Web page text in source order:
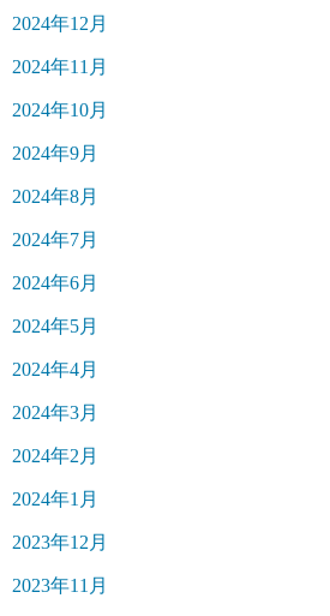
2024年12月
2024年11月
2024年10月
2024年9月
2024年8月
2024年7月
2024年6月
2024年5月
2024年4月
2024年3月
2024年2月
2024年1月
2023年12月
2023年11月